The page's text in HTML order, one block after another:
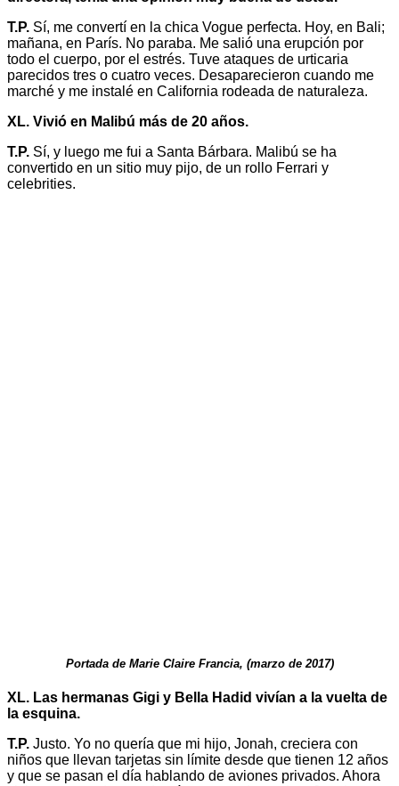
T.P. Sí, me convertí en la chica Vogue perfecta. Hoy, en Bali;
mañana, en París. No paraba. Me salió una erupción por
todo el cuerpo, por el estrés. Tuve ataques de urticaria
parecidos tres o cuatro veces. Desaparecieron cuando me
marché y me instalé en California rodeada de naturaleza.
XL. Vivió en Malibú más de 20 años.
T.P. Sí, y luego me fui a Santa Bárbara. Malibú se ha
convertido en un sitio muy pijo, de un rollo Ferrari y
celebrities.
Portada de Marie Claire Francia, (marzo de 2017)
XL. Las hermanas Gigi y Bella Hadid vivían a la vuelta de
la esquina.
T.P. Justo. Yo no quería que mi hijo, Jonah, creciera con
niños que llevan tarjetas sin límite desde que tienen 12 años
y que se pasan el día hablando de aviones privados. Ahora